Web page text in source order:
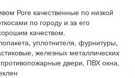
Роге качественные по низкой
по городу и за его
качеством.
уплотнителя, фурнитуры,
железных металлических
двери, ПВХ окна,